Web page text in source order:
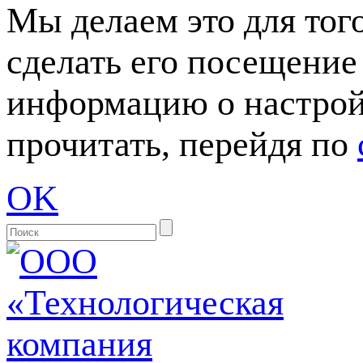
Мы делаем это для
сделать его
информацию о
прочитать, перейдя по
OK